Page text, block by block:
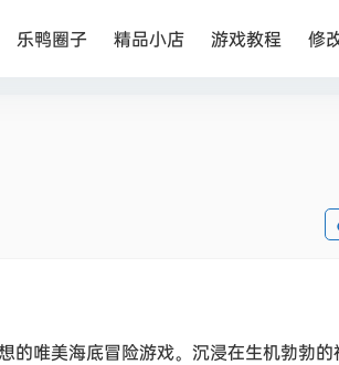
乐鸭圈子 精品小店 游戏教程 修
唯美海底冒险游戏。沉浸在生机勃勃的